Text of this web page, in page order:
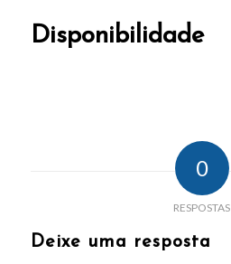
Disponibilidade
0
RESPOSTAS
Deixe uma resposta